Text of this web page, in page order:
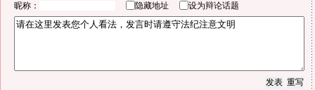
昵称： 隐藏地址 设为辩论话题